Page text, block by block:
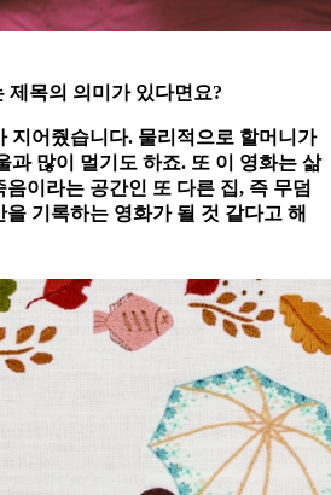
제목의 의미가 있다면요?
지어줬습니다. 물리적으로 할머니가
과 많이 멀기도 하죠. 또 이 영화는 삶
이라는 공간인 또 다른 집, 즉 무덤
기록하는 영화가 될 것 같다고 해